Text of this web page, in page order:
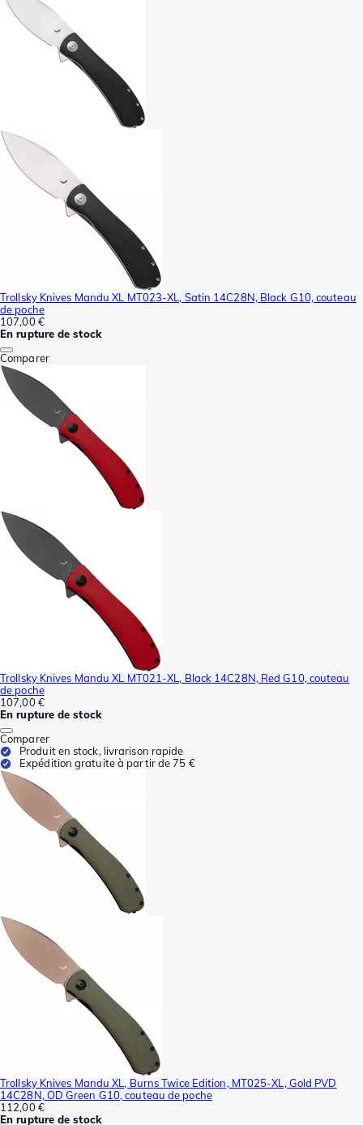
Trollsky Knives Mandu XL MT023-XL, Satin 14C28N, Black G10, couteau
de poche
107,00 €
En rupture de stock
Comparer
Trollsky Knives Mandu XL MT021-XL, Black 14C28N, Red G10, couteau
de poche
107,00 €
En rupture de stock
Comparer
Produit en stock, livrarison rapide
Expédition gratuite à partir de 75 €
Trollsky Knives Mandu XL, Burns Twice Edition, MT025-XL, Gold PVD
14C28N, OD Green G10, couteau de poche
112,00 €
En rupture de stock